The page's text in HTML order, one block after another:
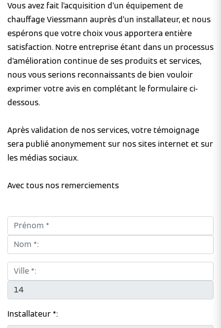
Vous avez fait l’acquisition d’un équipement de
chauffage Viessmann auprès d’un installateur, et nous
espérons que votre choix vous apportera entière
satisfaction. Notre entreprise étant dans un processus
d’amélioration continue de ses produits et services,
nous vous serions reconnaissants de bien vouloir
exprimer votre avis en complétant le formulaire ci-
dessous.
Après validation de nos services, votre témoignage
sera publié anonymement sur nos sites internet et sur
les médias sociaux.
Avec tous nos remerciements
Prénom *:
Nom *:
Ville *:
CP *:
Installateur *: